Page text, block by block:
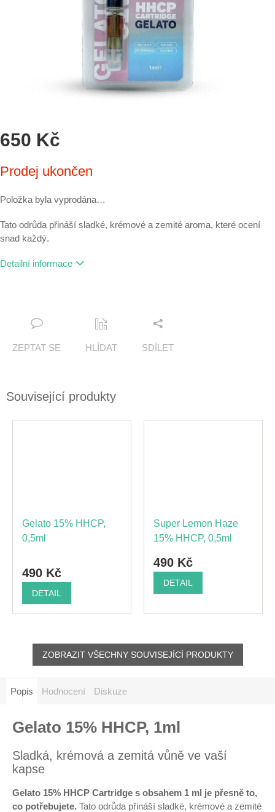
650 Kč
cena:
Prodej ukončen
Položka byla vyprodána…
Tato odrůda přináší sladké, krémové a zemité aroma, které ocení
snad každý.
Detailní informace
ZEPTAT SE HLÍDAT SDÍLET
Související produkty
Gelato 15% HHCP,
0,5ml
490 Kč
DETAIL
Super Lemon Haze
15% HHCP, 0,5ml
490 Kč
DETAIL
ZOBRAZIT VŠECHNY SOUVISEJÍCÍ PRODUKTY
Popis Hodnocení Diskuze
Gelato 15% HHCP, 1ml
Sladká, krémová a zemitá vůně ve vaší
kapse
Gelato 15% HHCP Cartridge s obsahem 1 ml je přesně to,
co potřebujete. Tato odrůda přináší sladké, krémové a zemité